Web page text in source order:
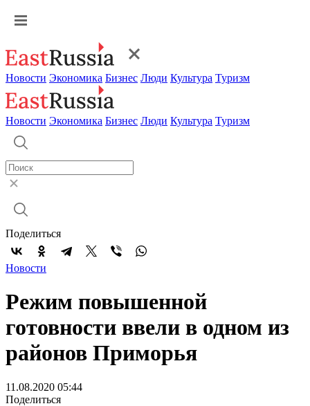
Новости Экономика Бизнес Люди Культура Туризм
Новости Экономика Бизнес Люди Культура Туризм
Поделиться
Новости
Режим повышенной
готовности ввели в одном из
районов Приморья
11.08.2020 05:44
Поделиться